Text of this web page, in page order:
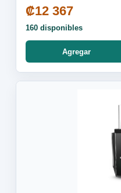
₡12 367
160 disponibles
Agregar